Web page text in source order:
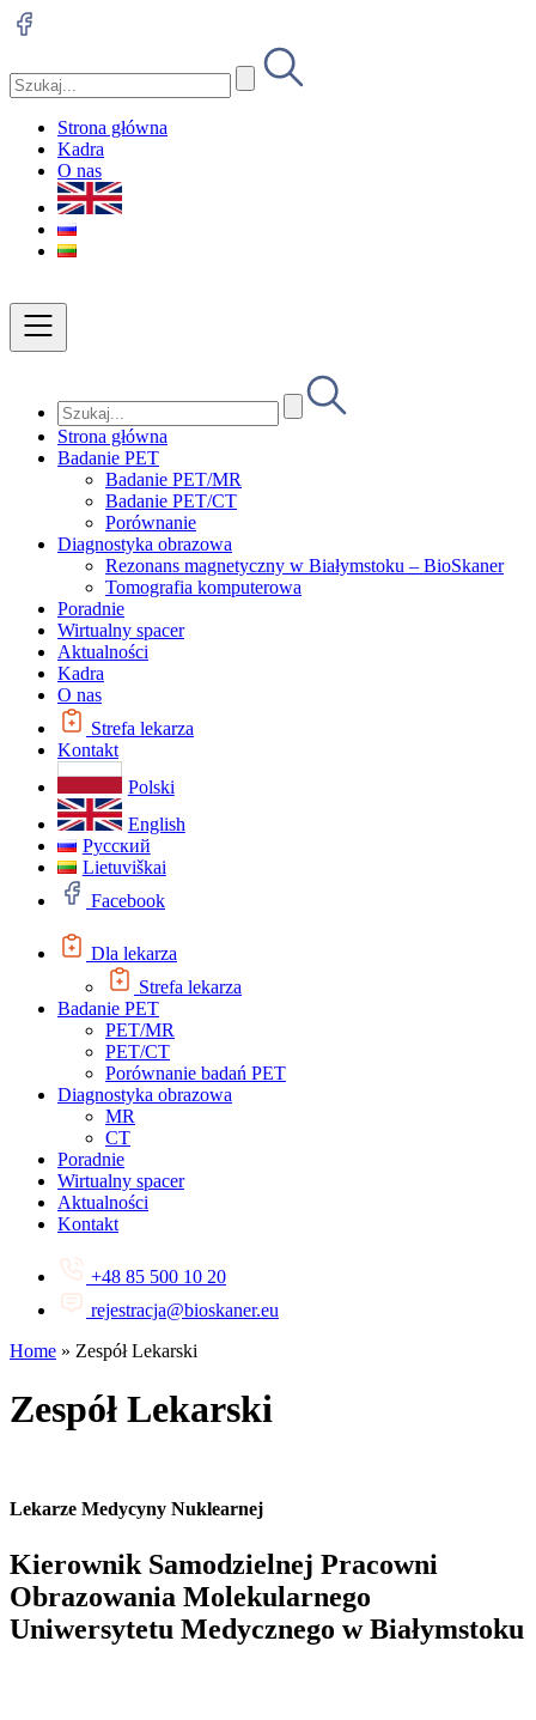
Strona główna
Kadra
O nas
Strona główna
Badanie PET
Badanie PET/MR
Badanie PET/CT
Porównanie
Diagnostyka obrazowa
Rezonans magnetyczny w Białymstoku – BioSkaner
Tomografia komputerowa
Poradnie
Wirtualny spacer
Aktualności
Kadra
O nas
Strefa lekarza
Kontakt
Polski
English
Русский
Lietuviškai
Facebook
Dla lekarza
Strefa lekarza
Badanie PET
PET/MR
PET/CT
Porównanie badań PET
Diagnostyka obrazowa
MR
CT
Poradnie
Wirtualny spacer
Aktualności
Kontakt
+48 85 500 10 20
rejestracja@bioskaner.eu
Home » Zespół Lekarski
Zespół Lekarski
Lekarze Medycyny Nuklearnej
Kierownik Samodzielnej Pracowni
Obrazowania Molekularnego
Uniwersytetu Medycznego w Białymstoku